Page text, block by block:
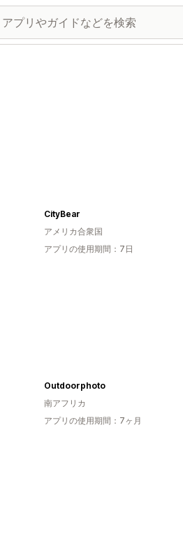
CityBear
アメリカ合衆国
アプリの使用期間：7日
Outdoorphoto
南アフリカ
アプリの使用期間：7ヶ月